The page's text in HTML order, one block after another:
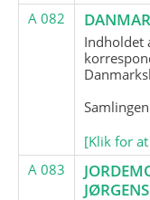
A 082
Indholdet
[Klik for at
A 083